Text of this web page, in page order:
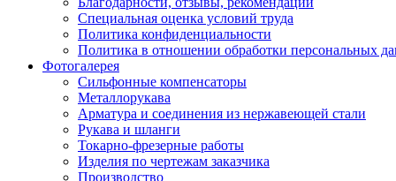
Специальная оценка условий труда
Политика конфиденциальности
Политика в отношении обработки персональных
Фотогалерея
Сильфонные компенсаторы
Металлорукава
Арматура и соединения из нержавеющей стали
Рукава и шланги
Токарно-фрезерные работы
Изделия по чертежам заказчика
Производство